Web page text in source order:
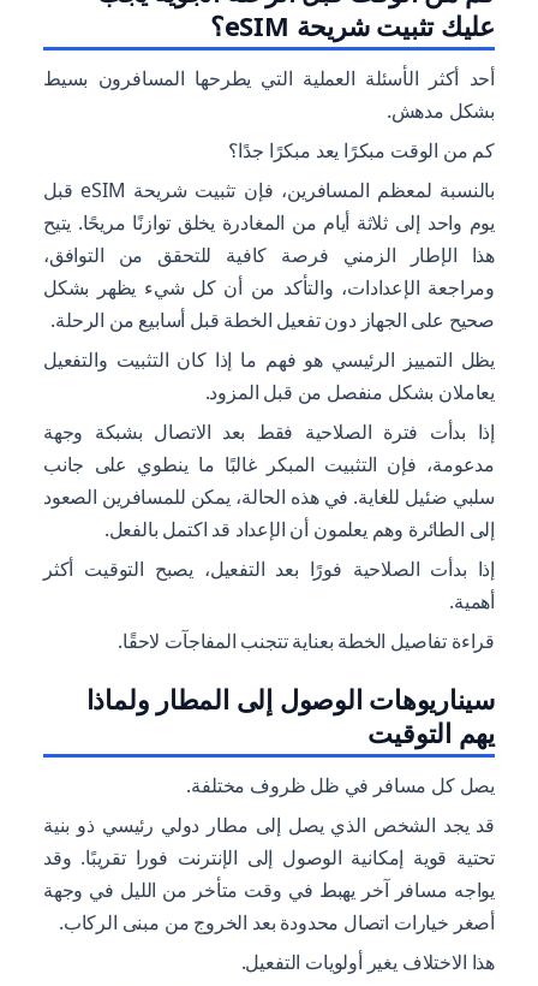
عليك تثبيت شريحة eSIM؟
أحد أكثر الأسئلة العملية التي يطرحها المسافرون بسيط
بشكل مدهش.
كم من الوقت مبكرًا يعد مبكرًا جدًا؟
بالنسبة لمعظم المسافرين، فإن تثبيت شريحة eSIM قبل
يوم واحد إلى ثلاثة أيام من المغادرة يخلق توازنًا مريحًا. يتيح
هذا الإطار الزمني فرصة كافية للتحقق من التوافق،
ومراجعة الإعدادات، والتأكد من أن كل شيء يظهر بشكل
صحيح على الجهاز دون تفعيل الخطة قبل أسابيع من الرحلة.
يظل التمييز الرئيسي هو فهم ما إذا كان التثبيت والتفعيل
يعاملان بشكل منفصل من قبل المزود.
إذا بدأت فترة الصلاحية فقط بعد الاتصال بشبكة وجهة
مدعومة، فإن التثبيت المبكر غالبًا ما ينطوي على جانب
سلبي ضئيل للغاية. في هذه الحالة، يمكن للمسافرين الصعود
إلى الطائرة وهم يعلمون أن الإعداد قد اكتمل بالفعل.
إذا بدأت الصلاحية فورًا بعد التفعيل، يصبح التوقيت أكثر
أهمية.
قراءة تفاصيل الخطة بعناية تتجنب المفاجآت لاحقًا.
سيناريوهات الوصول إلى المطار ولماذا
يهم التوقيت
يصل كل مسافر في ظل ظروف مختلفة.
قد يجد الشخص الذي يصل إلى مطار دولي رئيسي ذو بنية
تحتية قوية إمكانية الوصول إلى الإنترنت فورا تقريبًا. وقد
يواجه مسافر آخر يهبط في وقت متأخر من الليل في وجهة
أصغر خيارات اتصال محدودة بعد الخروج من مبنى الركاب.
هذا الاختلاف يغير أولويات التفعيل.